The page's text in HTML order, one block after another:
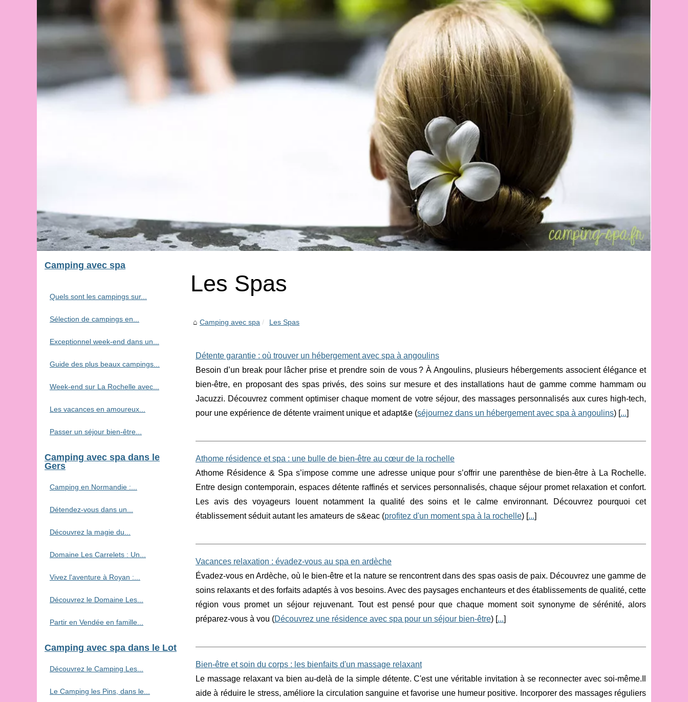
Les Spas
Camping avec spa Les Spas
Détente garantie : où trouver un hébergement avec spa à angoulins
Besoin d’un break pour lâcher prise et prendre soin de vous ? À Angoulins, plusieurs hébergements associent élégance et
bien-être, en proposant des spas privés, des soins sur mesure et des installations haut de gamme comme hammam ou
Jacuzzi. Découvrez comment optimiser chaque moment de votre séjour, des massages personnalisés aux cures high-tech,
pour une expérience de détente vraiment unique et adapt&e (séjournez dans un hébergement avec spa à angoulins) [...]
Athome résidence et spa : une bulle de bien-être au cœur de la rochelle
Athome Résidence & Spa s’impose comme une adresse unique pour s’offrir une parenthèse de bien-être à La Rochelle.
Entre design contemporain, espaces détente raffinés et services personnalisés, chaque séjour promet relaxation et confort.
Les avis des voyageurs louent notamment la qualité des soins et le calme environnant. Découvrez pourquoi cet
établissement séduit autant les amateurs de s&eac (profitez d'un moment spa à la rochelle) [...]
Vacances relaxation : évadez-vous au spa en ardèche
Évadez-vous en Ardèche, où le bien-être et la nature se rencontrent dans des spas oasis de paix. Découvrez une gamme de
soins relaxants et des forfaits adaptés à vos besoins. Avec des paysages enchanteurs et des établissements de qualité, cette
région vous promet un séjour rejuvenant. Tout est pensé pour que chaque moment soit synonyme de sérénité, alors
préparez-vous à vou (Découvrez une résidence avec spa pour un séjour bien-être) [...]
Bien-être et soin du corps : les bienfaits d'un massage relaxant
Le massage relaxant va bien au-delà de la simple détente. C'est une véritable invitation à se reconnecter avec soi-même.Il
aide à réduire le stress, améliore la circulation sanguine et favorise une humeur positive. Incorporer des massages réguliers
Camping avec spa
Quels sont les campings sur...
Sélection de campings en...
Exceptionnel week-end dans un...
Guide des plus beaux campings...
Week-end sur La Rochelle avec...
Les vacances en amoureux...
Passer un séjour bien-être...
Camping avec spa dans le
Gers
Camping en Normandie :...
Détendez-vous dans un...
Découvrez la magie du...
Domaine Les Carrelets : Un...
Vivez l'aventure à Royan :...
Découvrez le Domaine Les...
Partir en Vendée en famille...
Camping avec spa dans le Lot
Découvrez le Camping Les...
Le Camping les Pins, dans le...